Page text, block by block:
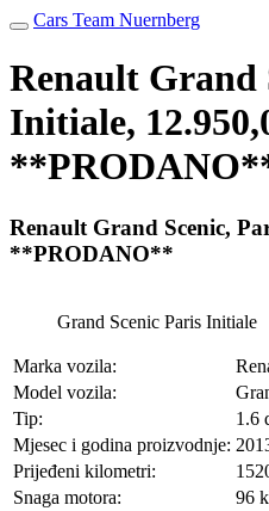
Cars Team Nuernberg
Renault Grand
Initiale,
Renault Grand Scenic,
**PRODANO**
Grand Scenic Paris Initiale
Marka vozila:
Model vozila:
Tip:
1.6
Mjesec i godina proizvodnje:
Prijeđeni kilometri:
Snaga motora:
96